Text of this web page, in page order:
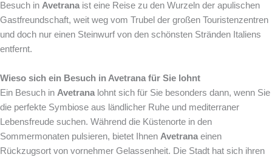
Besuch in Avetrana ist eine Reise zu den Wurzeln der apulischen
Gastfreundschaft, weit weg vom Trubel der großen Touristenzentren
und doch nur einen Steinwurf von den schönsten Stränden Italiens
entfernt.
Wieso sich ein Besuch in Avetrana für Sie lohnt
Ein Besuch in Avetrana lohnt sich für Sie besonders dann, wenn Sie
die perfekte Symbiose aus ländlicher Ruhe und mediterraner
Lebensfreude suchen. Während die Küstenorte in den
Sommermonaten pulsieren, bietet Ihnen Avetrana einen
Rückzugsort von vornehmer Gelassenheit. Die Stadt hat sich ihren